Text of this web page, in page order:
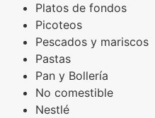
Platos de fondos
Picoteos
Pescados y mariscos
Pastas
Pan y Bollería
No comestible
Nestlé